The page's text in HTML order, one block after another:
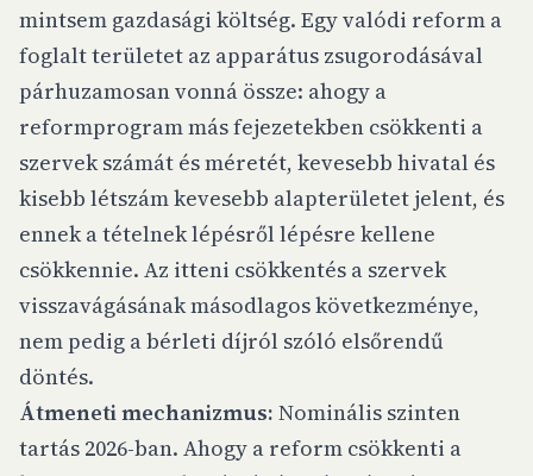
mintsem gazdasági költség. Egy valódi reform a
foglalt területet az apparátus zsugorodásával
párhuzamosan vonná össze: ahogy a
reformprogram más fejezetekben csökkenti a
szervek számát és méretét, kevesebb hivatal és
kisebb létszám kevesebb alapterületet jelent, és
ennek a tételnek lépésről lépésre kellene
csökkennie. Az itteni csökkentés a szervek
visszavágásának másodlagos következménye,
nem pedig a bérleti díjról szóló elsőrendű
döntés.
Átmeneti mechanizmus: Nominális szinten
tartás 2026-ban. Ahogy a reform csökkenti a